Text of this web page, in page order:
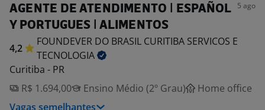
AGENTE DE ATENDIMENTO | ESPAÑOL
Y PORTUGUES | ALIMENTOS
5 ago
4,2
FOUNDEVER DO BRASIL CURITIBA SERVICOS E
TECNOLOGIA
Curitiba - PR
R$ 1.694,00
Ensino Médio (2º Grau)
Home office
Vagas semelhantes